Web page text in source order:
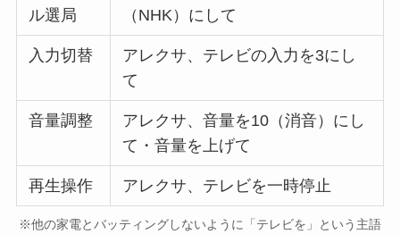
ル選局
（NHK）にして
入力切替
アレクサ、テレビの入力を3にし
て
音量調整
アレクサ、音量を10（消音）にし
て・音量を上げて
再生操作 アレクサ、テレビを一時停止
※他の家電とバッティングしないように「テレビを」という主語